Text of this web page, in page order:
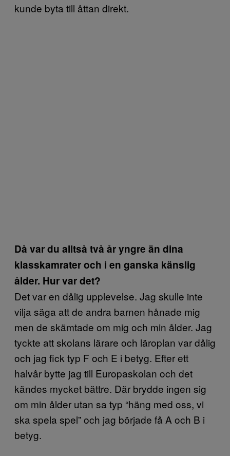
kunde byta till åttan direkt.
Då var du alltså två år yngre än dina
klasskamrater och i en ganska känslig
ålder. Hur var det?
Det var en dålig upplevelse. Jag skulle inte
vilja säga att de andra barnen hånade mig
men de skämtade om mig och min ålder. Jag
tyckte att skolans lärare och läroplan var dålig
och jag fick typ F och E i betyg. Efter ett
halvår bytte jag till Europaskolan och det
kändes mycket bättre. Där brydde ingen sig
om min ålder utan sa typ “häng med oss, vi
ska spela spel” och jag började få A och B i
betyg.